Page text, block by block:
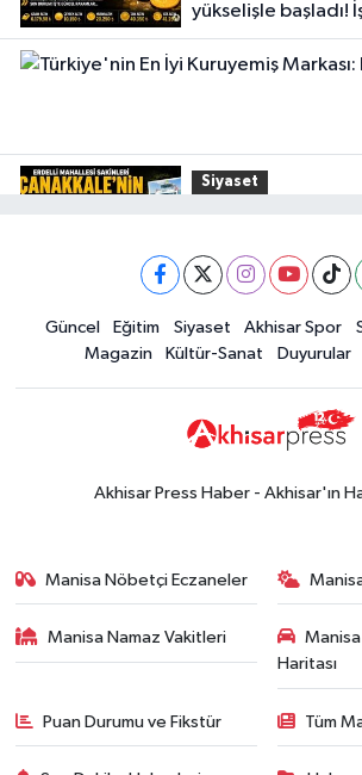
yükselişle başladı!
güncel fiyatlar
Siyaset
yaşadı
Yerel Haber
19:00Kadın ve Çocuk Giyimde Yeni
Dönem: Minik
Çocuk Stilini
Koleksiyonlar
Güncel
18:57Akhisar'da Atatürk
Duyurular
ilgilendiriyor!
kesintisi
Güncel Eğitim Siyaset Akhisar Spor
Magazin
Kültür-Sanat Duyurular
Akhisar Press Haber - Akhisar'ın
Manisa Nöbetçi Eczaneler
Manisa Namaz Vakitleri
Haritası
Puan Durumu ve Fikstür Tüm